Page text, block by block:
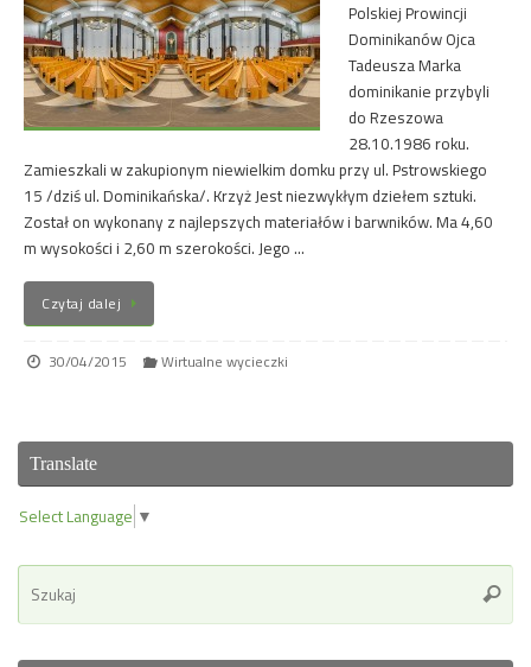
Polskiej Prowincji
Dominikanów Ojca
Tadeusza Marka
dominikanie przybyli
do Rzeszowa
28.10.1986 roku.
Zamieszkali w zakupionym niewielkim domku przy ul. Pstrowskiego
15 /dziś ul. Dominikańska/. Krzyż Jest niezwykłym dziełem sztuki.
Został on wykonany z najlepszych materiałów i barwników. Ma 4,60
m wysokości i 2,60 m szerokości. Jego …
Czytaj dalej
30/04/2015 Wirtualne wycieczki
Translate
Select Language ▼